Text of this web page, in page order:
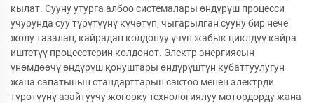
кылат. Сууну утурга албоо системалары өндүрүш процесси
учурунда суу түрүтүүнү күчөтүп, чыгарылган сууну бир нече
жолу тазалап, кайрадан колдонуу үчүн жабык циклдүү кайра
иштетүү процесстерин колдонот. Электр энергиясын
үнөмдөөчү өндүрүш қонуштары өндүрүштүн кубаттуулугун
жана сапатынын стандарттарын сактоо менен электрди
түрөтүүнү азайтуучу жогорку технологиялуу мотордорду жана